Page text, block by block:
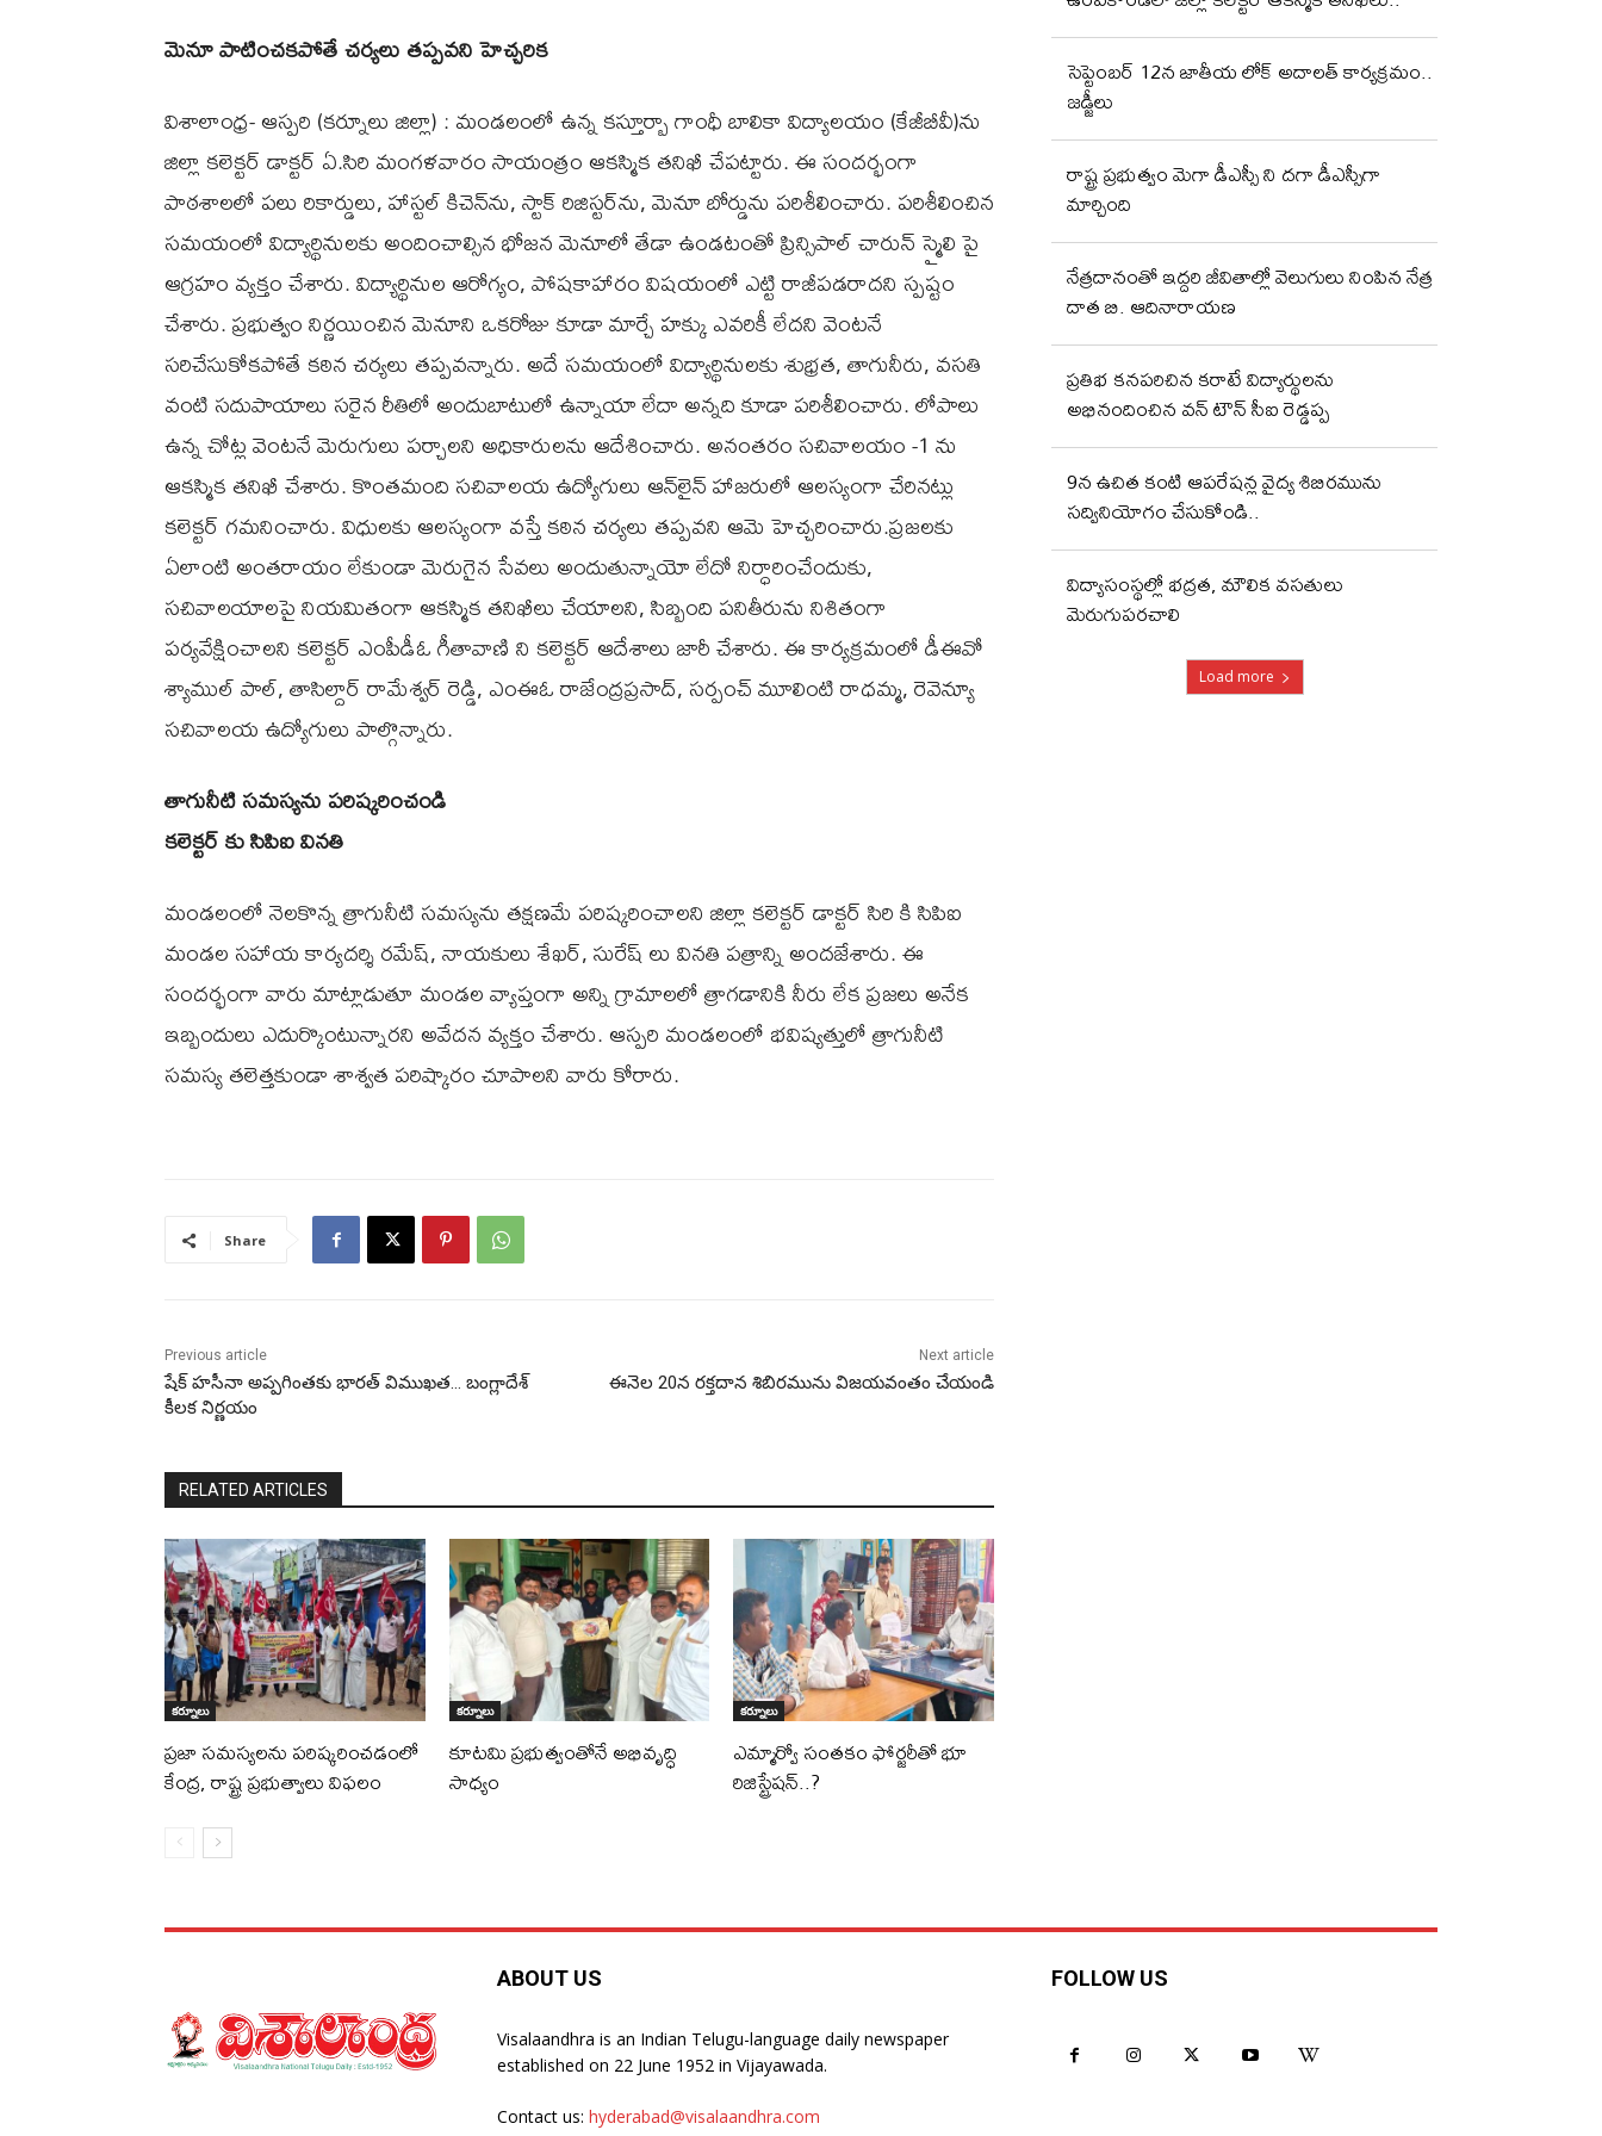
మెనూ పాటించకపోతే చర్యలు తప్పవని హెచ్చరిక
విశాలాంధ్ర- ఆస్పరి (కర్నూలు జిల్లా) : మండలంలో ఉన్న కస్తూర్బా గాంధీ బాలికా విద్యాలయం (కేజీబీవీ)ను
జిల్లా కలెక్టర్ డాక్టర్ ఏ.సిరి మంగళవారం సాయంత్రం ఆకస్మిక తనిఖీ చేపట్టారు. ఈ సందర్భంగా
పాఠశాలలో పలు రికార్డులు, హాస్టల్ కిచెన్‌ను, స్టాక్ రిజిస్టర్‌ను, మెనూ బోర్డును పరిశీలించారు. పరిశీలించిన
సమయంలో విద్యార్థినులకు అందించాల్సిన భోజన మెనూలో తేడా ఉండటంతో ప్రిన్సిపాల్‌ చారున్ స్మైలి పై
ఆగ్రహం వ్యక్తం చేశారు. విద్యార్థినుల ఆరోగ్యం, పోషకాహారం విషయంలో ఎట్టి రాజీపడరాదని స్పష్టం
చేశారు. ప్రభుత్వం నిర్ణయించిన మెనూని ఒకరోజు కూడా మార్చే హక్కు ఎవరికీ లేదని వెంటనే
సరిచేసుకోకపోతే కఠిన చర్యలు తప్పవన్నారు. అదే సమయంలో విద్యార్థినులకు శుభ్రత, తాగునీరు, వసతి
వంటి సదుపాయాలు సరైన రీతిలో అందుబాటులో ఉన్నాయా లేదా అన్నది కూడా పరిశీలించారు. లోపాలు
ఉన్న చోట్ల వెంటనే మెరుగులు పర్చాలని అధికారులను ఆదేశించారు. అనంతరం సచివాలయం -1 ను
ఆకస్మిక తనిఖీ చేశారు. కొంతమంది సచివాలయ ఉద్యోగులు ఆన్‌లైన్ హాజరులో ఆలస్యంగా చేరినట్లు
కలెక్టర్ గమనించారు. విధులకు ఆలస్యంగా వస్తే కఠిన చర్యలు తప్పవని ఆమె హెచ్చరించారు.ప్రజలకు
ఏలాంటి అంతరాయం లేకుండా మెరుగైన సేవలు అందుతున్నాయో లేదో నిర్ధారించేందుకు,
సచివాలయాలపై నియమితంగా ఆకస్మిక తనిఖీలు చేయాలని, సిబ్బంది పనితీరును నిశితంగా
పర్యవేక్షించాలని కలెక్టర్ ఎంపీడీఓ గీతావాణి ని కలెక్టర్ ఆదేశాలు జారీ చేశారు. ఈ కార్యక్రమంలో డీఈవో
శ్యాముల్ పాల్, తాసిల్దార్ రామేశ్వర్ రెడ్డి, ఎంఈఓ రాజేంద్రప్రసాద్, సర్పంచ్ మూలింటి రాధమ్మ, రెవెన్యూ
సచివాలయ ఉద్యోగులు పాల్గొన్నారు.
తాగునీటి సమస్యను పరిష్కరించండి
కలెక్టర్ కు సిపిఐ వినతి
మండలంలో నెలకొన్న త్రాగునీటి సమస్యను తక్షణమే పరిష్కరించాలని జిల్లా కలెక్టర్ డాక్టర్ సిరి కి సిపిఐ
మండల సహాయ కార్యదర్శి రమేష్, నాయకులు శేఖర్, సురేష్ లు వినతి పత్రాన్ని అందజేశారు. ఈ
సందర్భంగా వారు మాట్లాడుతూ మండల వ్యాప్తంగా అన్ని గ్రామాలలో త్రాగడానికి నీరు లేక ప్రజలు అనేక
ఇబ్బందులు ఎదుర్కొంటున్నారని అవేదన వ్యక్తం చేశారు. ఆస్పరి మండలంలో భవిష్యత్తులో త్రాగునీటి
సమస్య తలెత్తకుండా శాశ్వత పరిష్కారం చూపాలని వారు కోరారు.
Share
Previous article
షేక్ హసీనా అప్పగింతకు భారత్ విముఖత… బంగ్లాదేశ్
కీలక నిర్ణయం
Next article
ఈనెల 20న రక్తదాన శిబిరమును విజయవంతం చేయండి
RELATED ARTICLES
కర్నూలు
ప్రజా సమస్యలను పరిష్కరించడంలో
కేంద్ర, రాష్ట్ర ప్రభుత్వాలు విఫలం
కర్నూలు
కూటమి ప్రభుత్వంతోనే అభివృద్ధి
సాధ్యం
కర్నూలు
ఎమ్మార్వో సంతకం ఫోర్జరీతో భూ
రిజిస్ట్రేషన్..?
సెప్టెంబర్ 12న జాతీయ లోక్ అదాలత్ కార్యక్రమం..
జడ్జీలు
రాష్ట్ర ప్రభుత్వం మెగా డీఎస్సీ ని దగా డీఎస్సీగా
మార్చింది
నేత్రదానంతో ఇద్దరి జీవితాల్లో వెలుగులు నింపిన నేత్ర
దాత బి. ఆదినారాయణ
ప్రతిభ కనపరిచిన కరాటే విద్యార్థులను
అభినందించిన వన్ టౌన్ సీఐ రెడ్డప్ప
9న ఉచిత కంటి ఆపరేషన్ల వైద్య శిబిరమును
సద్వినియోగం చేసుకోండి..
విద్యాసంస్థల్లో భద్రత, మౌలిక వసతులు
మెరుగుపరచాలి
Load more
ABOUT US
Visalaandhra is an Indian Telugu-language daily newspaper
established on 22 June 1952 in Vijayawada.
Contact us: hyderabad@visalaandhra.com
FOLLOW US